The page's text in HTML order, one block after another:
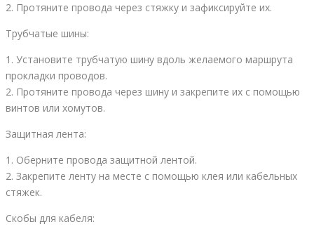
2. Протяните провода через стяжку и зафиксируйте их.
Трубчатые шины:
1. Установите трубчатую шину вдоль желаемого маршрута
прокладки проводов.
2. Протяните провода через шину и закрепите их с помощью
винтов или хомутов.
Защитная лента:
1. Оберните провода защитной лентой.
2. Закрепите ленту на месте с помощью клея или кабельных
стяжек.
Скобы для кабеля: